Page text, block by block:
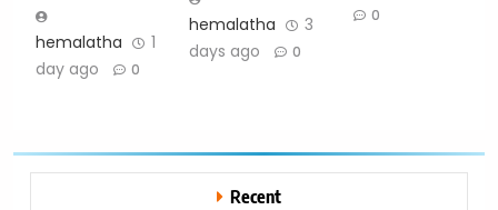
hemalatha
1
day ago
0
hemalatha
3
days ago
0
0
Recent